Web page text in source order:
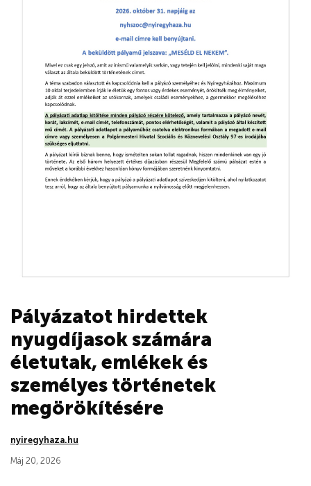
Pályázatot hirdettek
nyugdíjasok számára
életutak, emlékek és
személyes történetek
megörökítésére
nyiregyhaza.hu
Máj 20, 2026